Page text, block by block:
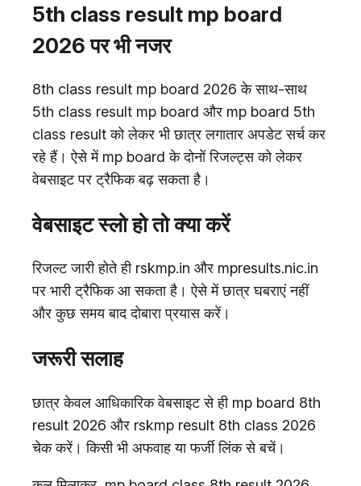
5th class result mp board
2026 पर भी नजर
8th class result mp board 2026 के साथ-साथ
5th class result mp board और mp board 5th
class result को लेकर भी छात्र लगातार अपडेट सर्च कर
रहे हैं। ऐसे में mp board के दोनों रिजल्ट्स को लेकर
वेबसाइट पर ट्रैफिक बढ़ सकता है।
वेबसाइट स्लो हो तो क्या करें
रिजल्ट जारी होते ही rskmp.in और mpresults.nic.in
पर भारी ट्रैफिक आ सकता है। ऐसे में छात्र घबराएं नहीं
और कुछ समय बाद दोबारा प्रयास करें।
जरूरी सलाह
छात्र केवल आधिकारिक वेबसाइट से ही mp board 8th
result 2026 और rskmp result 8th class 2026
चेक करें। किसी भी अफवाह या फर्जी लिंक से बचें।